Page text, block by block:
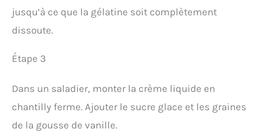
jusqu’à ce que la gélatine soit complètement
dissoute.
Étape 3
Dans un saladier, monter la crème liquide en
chantilly ferme. Ajouter le sucre glace et les graines
de la gousse de vanille.